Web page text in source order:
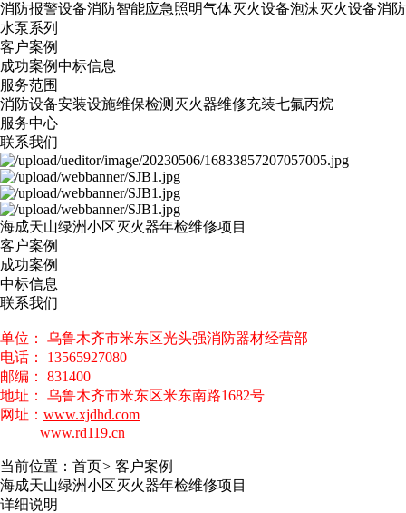
消防报警设备消防智能应急照明气体灭火设备泡沫灭火设备消防
水泵系列
客户案例
成功案例中标信息
服务范围
消防设备安装设施维保检测 灭火器维修充装七氟丙烷
服务中心
联系我们
海成天山绿洲小区灭火器年检维修项目
客户案例
成功案例
中标信息
联系我们
单位： 乌鲁木齐市米东区光头强消防器材经营部
电话： 13565927080
邮编： 831400
地址： 乌鲁木齐市米东区米东南路1682号
网址： www.xjdhd.com
www.rd119.cn
当前位置： 首页> 客户案例
海成天山绿洲小区灭火器年检维修项目
详细说明